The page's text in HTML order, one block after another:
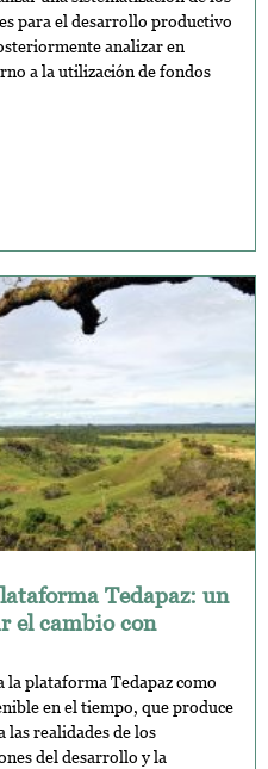
para el desarrollo productivo
analizar en
a la utilización de fondos
Tedapaz: un
el cambio con
la plataforma Tedapaz como
en el tiempo, que produce
realidades de los
del desarrollo y la